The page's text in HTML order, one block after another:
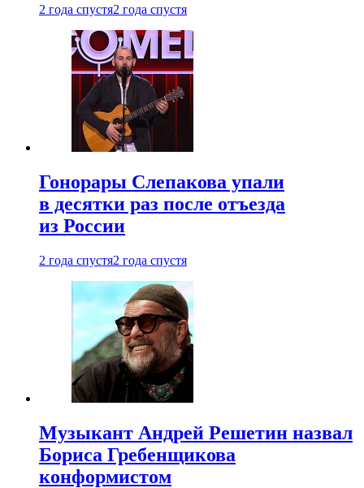
2 года спустя2 года спустя
Гонорары Слепакова упали
в десятки раз после отъезда
из России
2 года спустя2 года спустя
Музыкант Андрей Решетин назвал
Бориса Гребенщикова
конформистом